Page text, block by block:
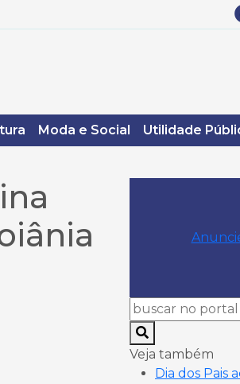
Moda e Social Utilidade
Veja também
Dia dos Pais